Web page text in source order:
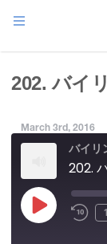
202. バイ
March 3rd, 2016
バイリ
202.
Play
Episode